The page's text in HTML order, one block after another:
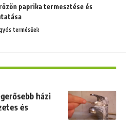
paprika termesztése és
termésűek
házi
és